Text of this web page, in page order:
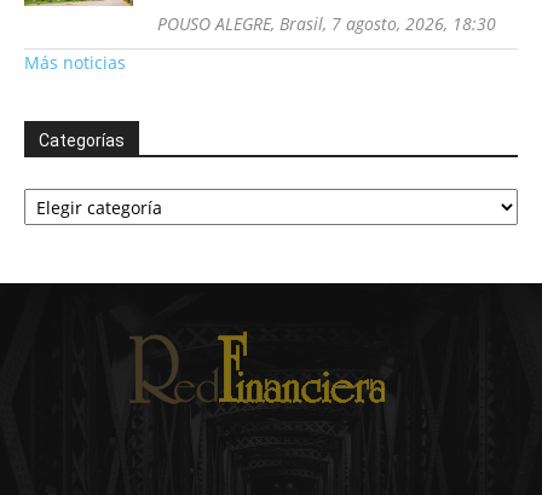
POUSO ALEGRE, Brasil, 7 agosto, 2026, 18:30
Más noticias
Categorías
Categorías